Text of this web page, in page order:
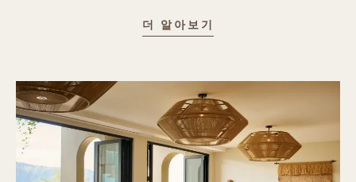
더 알아보기